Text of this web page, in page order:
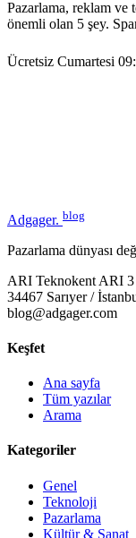
Pazarlama, reklam ve
önemli olan 5 şey.
Ücretsiz Cumartesi
Adgager. blog
Pazarlama dünyası
ARI Teknokent ARI 3
34467 Sarıyer /
blog@adgager.com
Keşfet
Ana sayfa
Tüm yazılar
Arama
Kategoriler
Genel
Teknoloji
Pazarlama
Kültür & Sanat